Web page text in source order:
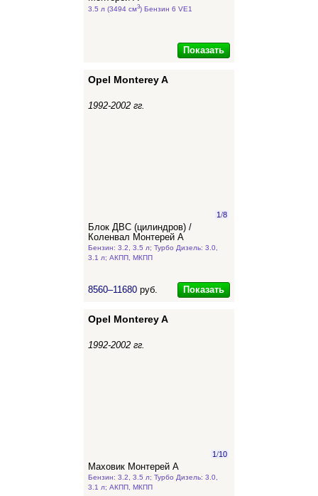
3.5 л (3494 см3) Бензин 6 VE1
Показать
Opel Monterey A
1992-2002 гг.
1/8
Блок ДВС (цилиндров) /
Коленвал Монтерей А
Бензин: 3.2, 3.5 л; Турбо Дизель: 3.0,
3.1 л; АКПП, МКПП
8560–11680 руб. Показать
Opel Monterey A
1992-2002 гг.
1/10
Маховик Монтерей А
Бензин: 3.2, 3.5 л; Турбо Дизель: 3.0,
3.1 л; АКПП, МКПП